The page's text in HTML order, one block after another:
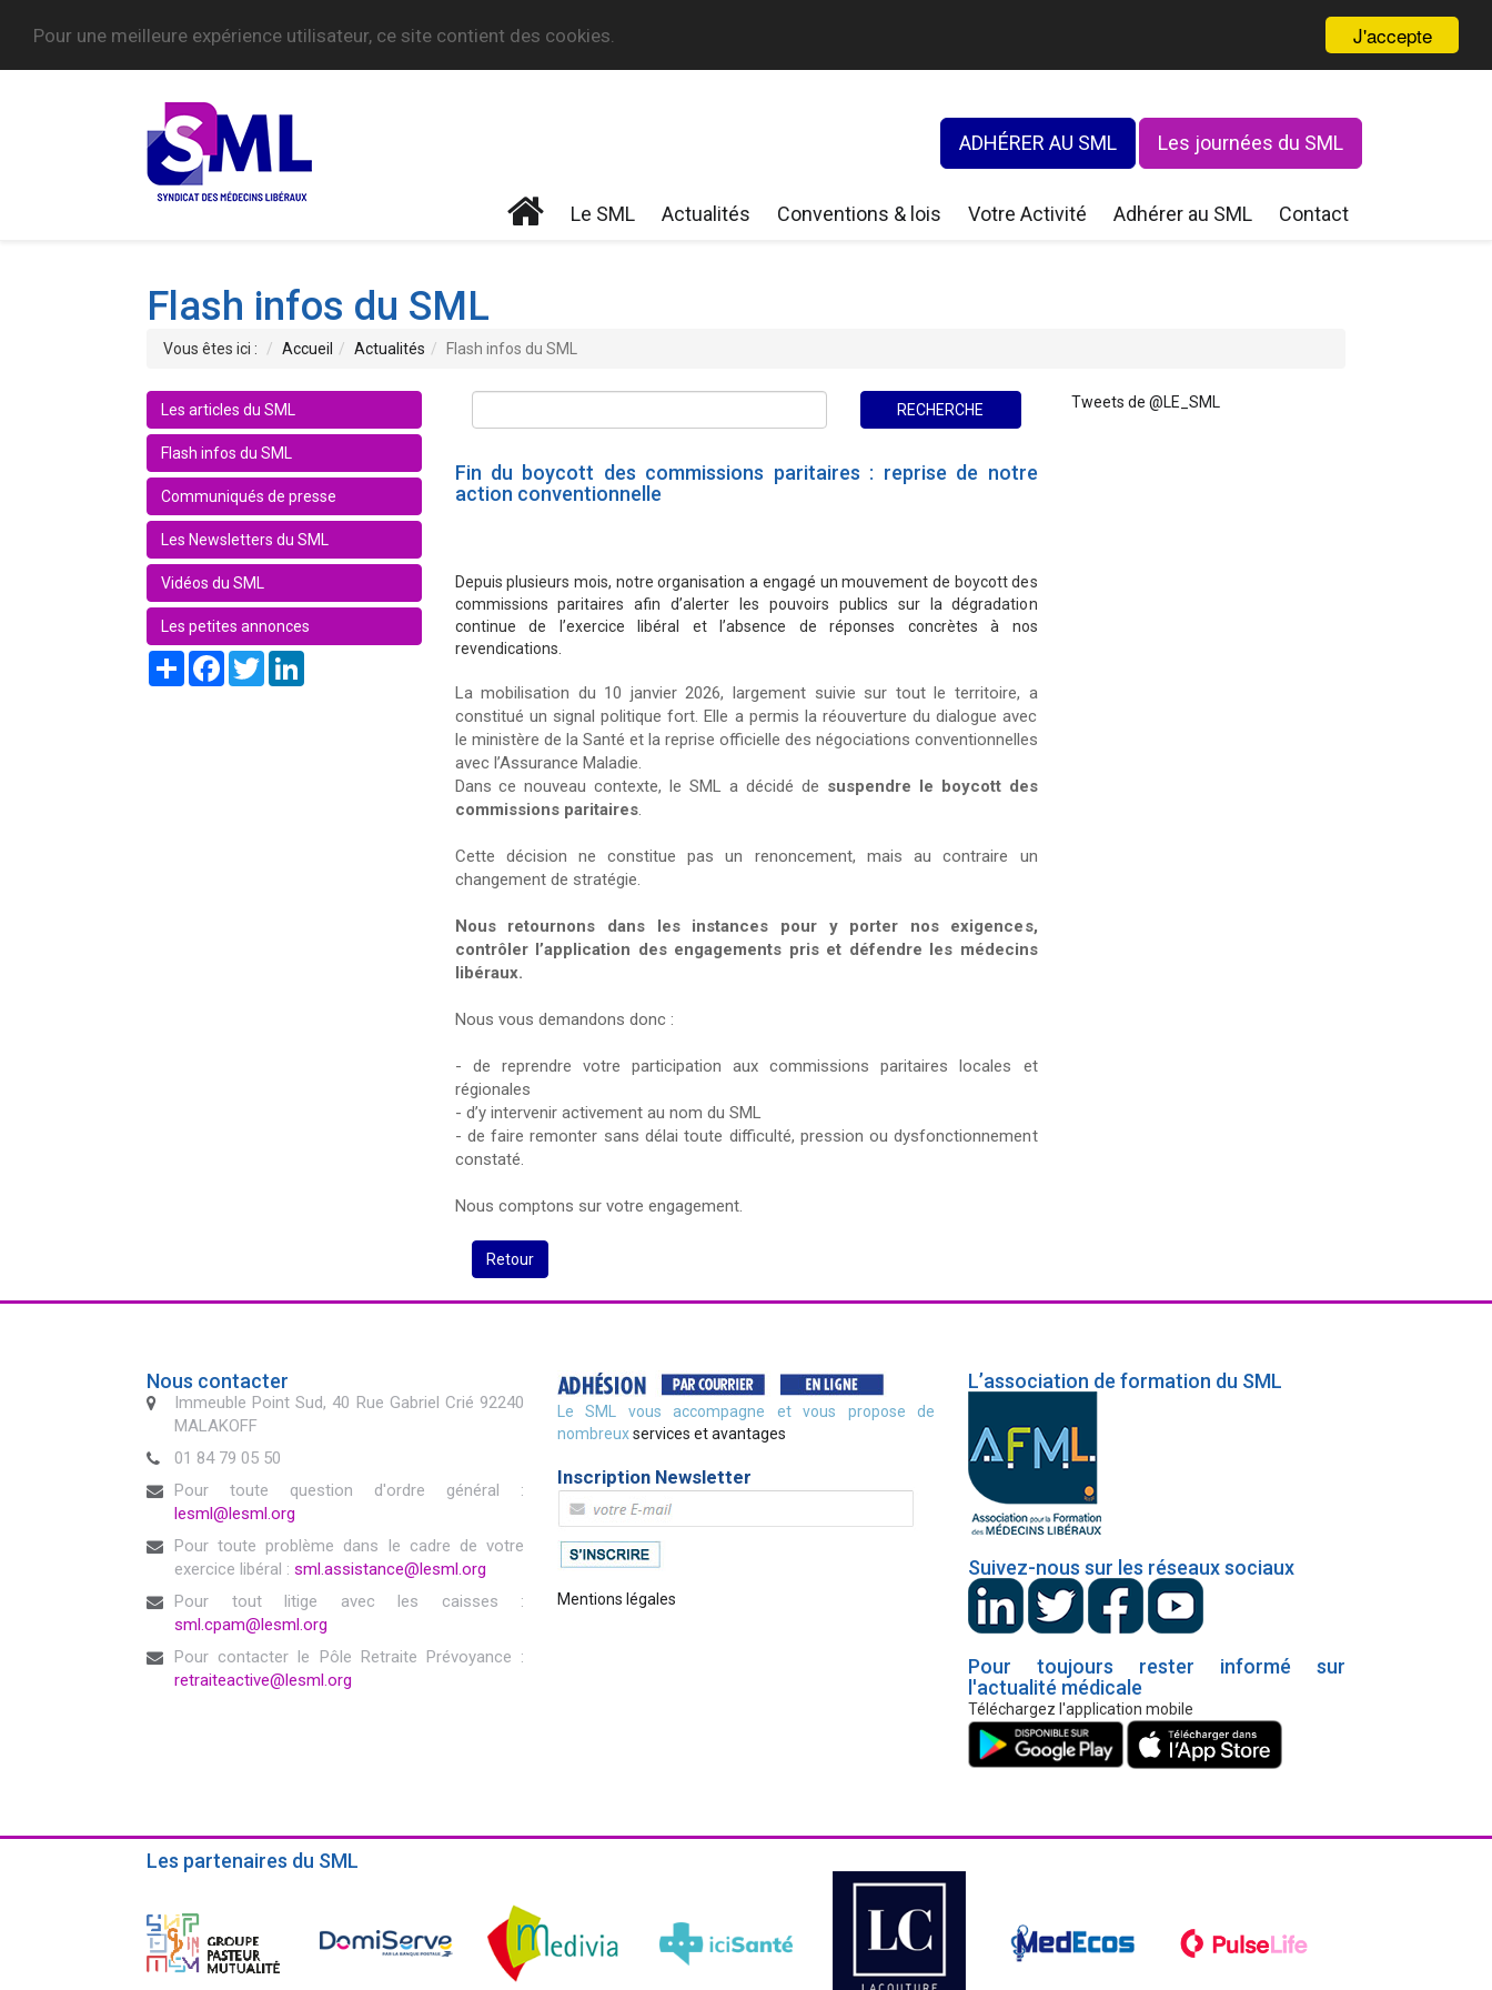
J'accepte
Pour une meilleure expérience utilisateur, ce site contient des cookies.
ADHÉRER AU SML Les journées du SML
Le SML Actualités Conventions & lois Votre Activité Adhérer au SML Contact
Flash infos du SML
Vous êtes ici : Accueil Actualités Flash infos du SML
Les articles du SML
Flash infos du SML
Communiqués de presse
Les Newsletters du SML
Vidéos du SML
Les petites annonces
Share FacebookTwitter
Fin du boycott des commissions paritaires : reprise de notre
action conventionnelle
Depuis plusieurs mois, notre organisation a engagé un mouvement de boycott des
commissions paritaires afin d’alerter les pouvoirs publics sur la dégradation
continue de l’exercice libéral et l’absence de réponses concrètes à nos
revendications.
La mobilisation du 10 janvier 2026, largement suivie sur tout le territoire, a
constitué un signal politique fort. Elle a permis la réouverture du dialogue avec
le ministère de la Santé et la reprise officielle des négociations conventionnelles
avec l’Assurance Maladie.
Dans ce nouveau contexte, le SML a décidé de suspendre le boycott des
commissions paritaires.
Cette décision ne constitue pas un renoncement, mais au contraire un
changement de stratégie.
Nous retournons dans les instances pour y porter nos exigences,
contrôler l’application des engagements pris et défendre les médecins
libéraux.
Nous vous demandons donc :
- de reprendre votre participation aux commissions paritaires locales et
régionales
- d’y intervenir activement au nom du SML
- de faire remonter sans délai toute difficulté, pression ou dysfonctionnement
constaté.
Nous comptons sur votre engagement.
Retour
Tweets de @LE_SML
Nous contacter
Immeuble Point Sud, 40 Rue Gabriel Crié 92240
MALAKOFF
01 84 79 05 50
Pour toute question d'ordre général :
lesml@lesml.org
Pour toute problème dans le cadre de votre
exercice libéral : sml.assistance@lesml.org
Pour tout litige avec les caisses :
sml.cpam@lesml.org
Pour contacter le Pôle Retraite Prévoyance :
retraiteactive@lesml.org
Le SML vous accompagne et vous propose de
nombreuxservices et avantages
Inscription Newsletter
Mentions légales
L’association de formation du SML
Suivez-nous sur les réseaux sociaux
Pour toujours rester informé sur
l'actualité médicale
Téléchargez l'application mobile
Les partenaires du SML